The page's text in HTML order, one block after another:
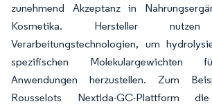
zunehmend Akzeptanz in
Kosmetika. Hersteller nutzen
Verarbeitungstechnologien, um
spezifischen Molekulargewichten
Anwendungen herzustellen. Zum
Rousselots Nextida-GC-Plattform